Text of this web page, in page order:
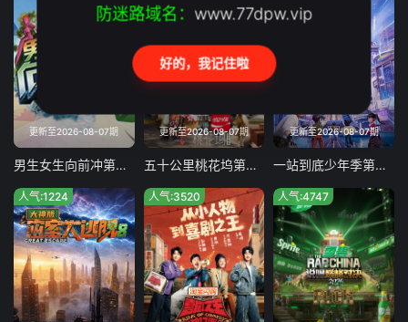
2022-02-18 2022-02-19 2022-02-20 2022-02-21
2022-02-23 2022-02-24
2022-02-27 2022-02-28
2022-03-02 2022-03-03 2022-03-04 2022-03-05
2022-03-10 2022-03-11 2022-03-12 2022-03-13
2022-03-14 2022-03-15 2022-03-17
2022-03-18 2022-03-19 2022-03-20 2022-03-21
2022-03-22 2022-03-23 2022-03-24 2022-03-25
更新至2026-08-07期
男生女生向前冲第十四季
更新至2026-08-07期
五十公里桃花坞第六季
更新至2026-08-07期
一站到底少年季第二季
人气:1224 人气:3520 人气:4747
防迷路域名： www.77dpw.vip
好的，我记住啦